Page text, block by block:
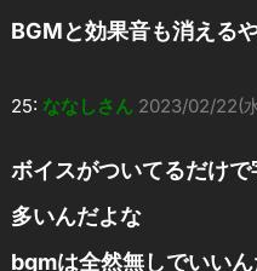
BGMと効果音も消える
25: ななしさん 2023/02/22(
ボイスがついてるだけ
多いんだよな
bgmは全然無しでいい